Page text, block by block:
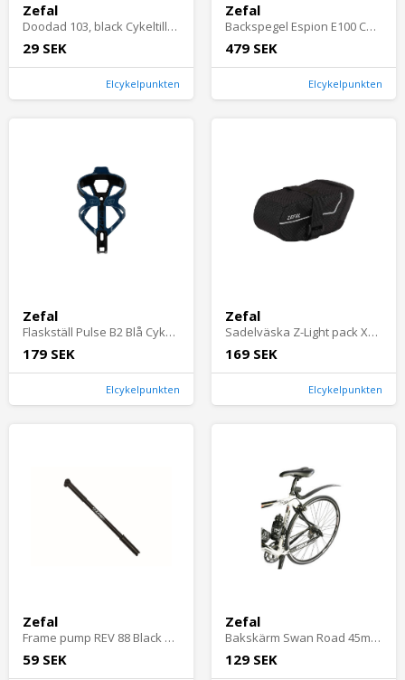
Zefal
Doodad 103, black Cykeltillbehör - Pumpar - Tillbehör & Reservdelar PumparCykeltillbehör Pumpar Tillbehör & Reservdelar Pumpar
29 SEK
Elcykelpunkten
Zefal
Backspegel Espion E100 Cargo Vänster Cykeltillbehör - BackspeglarCykeltillbehör Backspeglar
479 SEK
Elcykelpunkten
Zefal
Flaskställ Pulse B2 Blå Cykeltillbehör - Cykelflaskor & Flaskställ - FlaskställCykeltillbehör Cykelflaskor & Flaskställ Flaskställ
179 SEK
Elcykelpunkten
Zefal
Sadelväska Z-Light pack XS Cykeltillbehör - Cykelväskor - SadelväskorCykeltillbehör Cykelväskor Sadelväskor
169 SEK
Elcykelpunkten
Zefal
Frame pump REV 88 Black Presta/Schrader/Dunlop Svart Cykeltillbehör - Pumpar - Handpumpar/MinipumparCykeltillbehör Pumpar Handpumpar/Minipumpar
59 SEK
Zefal
Bakskärm Swan Road 45mm Sadelstolpe Svart Cykeldelar - Stänkskärmar - BakskärmCykeldelar Stänkskärmar Bakskärm
129 SEK